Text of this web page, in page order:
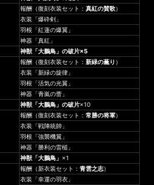
報酬（復刻衣装セット：真紅の賛歌）
衣装「爆砕剣」
羽根「紅蓮の爆翼」
神器「真紅」
神獣「大鵬鳥」の破片×5
報酬（復刻衣装セット：新緑の薫り ）
衣装「新緑の旋律」
羽根「活気の光翼」
神器「青嵐の蕾」
神獣「大鵬鳥」の破片×10
報酬（復刻衣装セット：常勝の将軍）
衣装「戦陣統帥」
羽根「強襲機翼」
神器「勝利の雷槌」
神獣「大鵬鳥」 ×1
報酬（新衣装セット：青雲之志）
衣装「幸運の羽衣」